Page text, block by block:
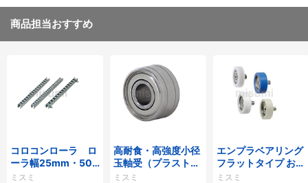
商品担当おすすめ
コロコンローラ ロ
ーラ幅25mm・50
mmタイプ
ミスミ
高耐食・高強度小径
玉軸受（プラストロ
ベアリング）
ミスミ
エンプラベアリング
フラットタイプ おね
じ付
ミスミ